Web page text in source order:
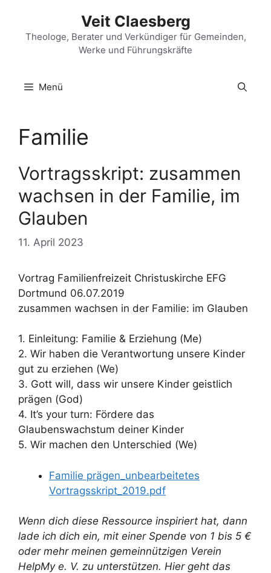
springen
Veit Claesberg
Theologe, Berater und Verkündiger für Gemeinden,
Werke und Führungskräfte
Menü
Familie
Vortragsskript: zusammen
wachsen in der Familie, im
Glauben
11. April 2023
Vortrag Familienfreizeit Christuskirche EFG
Dortmund 06.07.2019
zusammen wachsen in der Familie: im Glauben
1. Einleitung: Familie & Erziehung (Me)
2. Wir haben die Verantwortung unsere Kinder
gut zu erziehen (We)
3. Gott will, dass wir unsere Kinder geistlich
prägen (God)
4. It’s your turn: Fördere das
Glaubenswachstum deiner Kinder
5. Wir machen den Unterschied (We)
Familie prägen_unbearbeitetes
Vortragsskript_2019.pdf
Wenn dich diese Ressource inspiriert hat, dann
lade ich dich ein, mit einer Spende von 1 bis 5 €
oder mehr meinen gemeinnützigen Verein
HelpMy e. V. zu unterstützen. Hier geht das